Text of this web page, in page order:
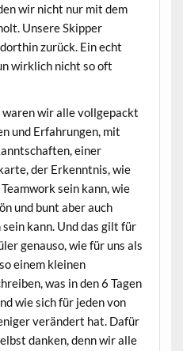
wir nicht nur mit dem
Unsere Skipper
zurück. Ein echt
wirklich nicht so oft
wir alle vollgepackt
und Erfahrungen, mit
einer
der Erkenntnis, wie
sein kann, wie
und bunt aber auch
kann. Und das gilt für
genauso, wie für uns als
einem kleinen
was in den 6 Tagen
wie sich für jeden von
verändert hat. Dafür
danken, denn wir alle